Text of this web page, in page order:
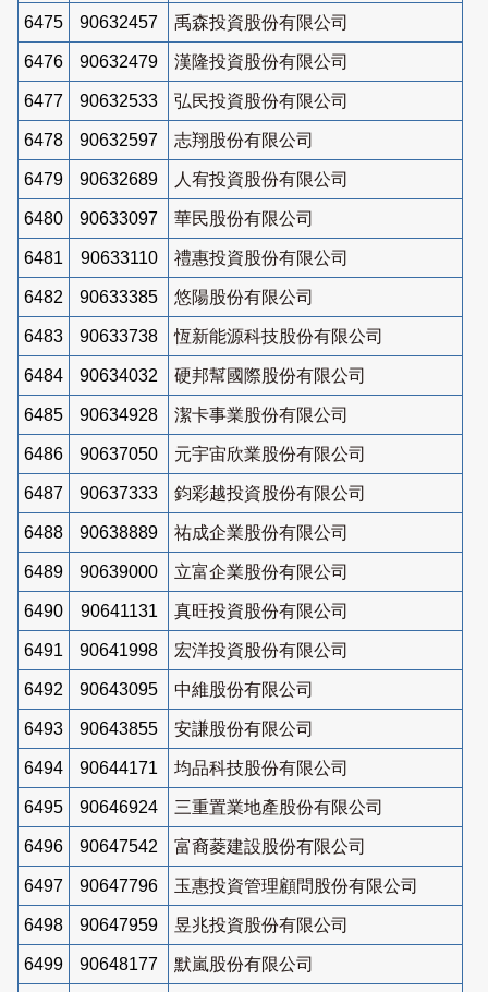
6475 90632457 禹森投資股份有限公司
6476 90632479 漢隆投資股份有限公司
6477 90632533 弘民投資股份有限公司
6478 90632597 志翔股份有限公司
6479 90632689 人宥投資股份有限公司
6480 90633097 華民股份有限公司
6481 90633110 禮惠投資股份有限公司
6482 90633385 悠陽股份有限公司
6483 90633738 恆新能源科技股份有限公司
6484 90634032 硬邦幫國際股份有限公司
6485 90634928 潔卡事業股份有限公司
6486 90637050 元宇宙欣業股份有限公司
6487 90637333 鈞彩越投資股份有限公司
6488 90638889 祐成企業股份有限公司
6489 90639000 立富企業股份有限公司
6490 90641131 真旺投資股份有限公司
6491 90641998 宏洋投資股份有限公司
6492 90643095 中維股份有限公司
6493 90643855 安謙股份有限公司
6494 90644171 均品科技股份有限公司
6495 90646924 三重置業地產股份有限公司
6496 90647542 富裔菱建設股份有限公司
6497 90647796 玉惠投資管理顧問股份有限公司
6498 90647959 昱兆投資股份有限公司
6499 90648177 默嵐股份有限公司